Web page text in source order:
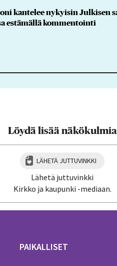
kantelee nykyisin Julkisen
estämällä kommentointi
Löydä lisää näkökulmia
LÄHETÄ JUTTUVINKKI
Lähetä juttuvinkki
Kirkko ja kaupunki -mediaan.
PAIKALLISET